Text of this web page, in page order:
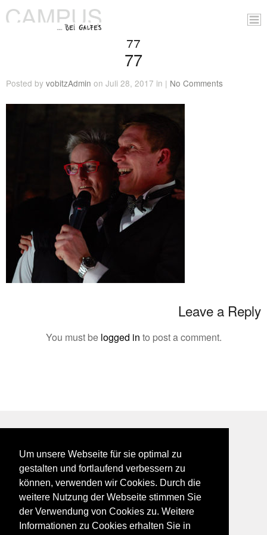
Um unsere Webseite für sie optimal zu
gestalten und fortlaufend verbessern zu
können, verwenden wir Cookies. Durch die
weitere Nutzung der Webseite stimmen Sie
der Verwendung von Cookies zu. Weitere
Informationen zu Cookies erhalten Sie in
77
77
Posted by vobitzAdmin on Juli 28, 2017 in | No Comments
Leave a Reply
You must be logged in to post a comment.
BEI GALFES - hier wird man getroffen
impressum
datenschutz
disclaimer